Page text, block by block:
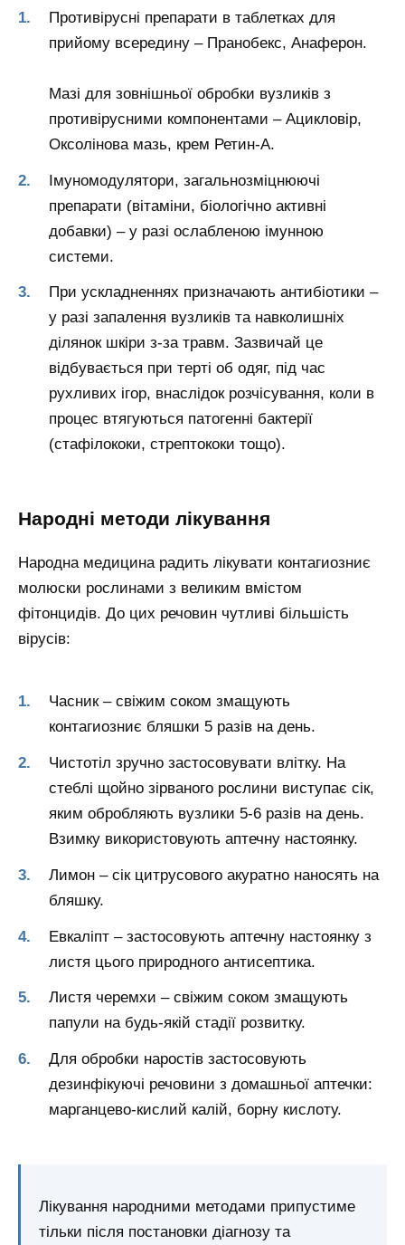
Противірусні препарати в таблетках для
прийому всередину – Пранобекс, Анаферон.
Мазі для зовнішньої обробки вузликів з
противірусними компонентами – Ацикловір,
Оксолінова мазь, крем Ретин-А.
Імуномодулятори, загальнозміцнюючі
препарати (вітаміни, біологічно активні
добавки) – у разі ослабленою імунною
системи.
При ускладненнях призначають антибіотики –
у разі запалення вузликів та навколишніх
ділянок шкіри з-за травм. Зазвичай це
відбувається при терті об одяг, під час
рухливих ігор, внаслідок розчісування, коли в
процес втягуються патогенні бактерії
(стафілококи, стрептококи тощо).
Народні методи лікування
Народна медицина радить лікувати контагиозниє
молюски рослинами з великим вмістом
фітонцидів. До цих речовин чутливі більшість
вірусів:
Часник – свіжим соком змащують
контагиозниє бляшки 5 разів на день.
Чистотіл зручно застосовувати влітку. На
стеблі щойно зірваного рослини виступає сік,
яким обробляють вузлики 5-6 разів на день.
Взимку використовують аптечну настоянку.
Лимон – сік цитрусового акуратно наносять на
бляшку.
Евкаліпт – застосовують аптечну настоянку з
листя цього природного антисептика.
Листя черемхи – свіжим соком змащують
папули на будь-якій стадії розвитку.
Для обробки наростів застосовують
дезинфікуючі речовини з домашньої аптечки:
марганцево-кислий калій, борну кислоту.
Лікування народними методами припустиме
тільки після постановки діагнозу та